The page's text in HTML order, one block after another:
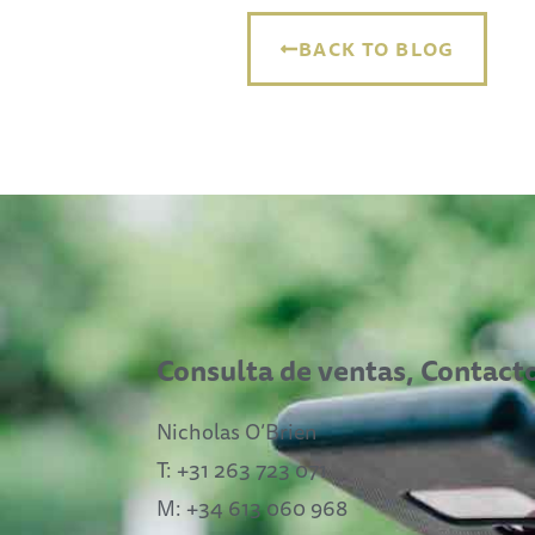
BACK TO BLOG
Consulta de ventas,
Nicholas O’Brien
T: +31 263 723 071
M: +34 613 060 968